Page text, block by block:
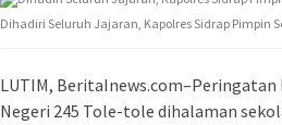
Dihadiri Seluruh Jajaran, Kapolres Sidrap Pimpin
LUTIM, BeritaInews.com–Peringatan
Negeri 245 Tole-tole dihalaman